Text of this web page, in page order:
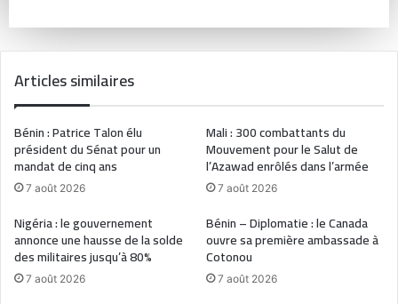
Articles similaires
Bénin : Patrice Talon élu
président du Sénat pour un
mandat de cinq ans
7 août 2026
Mali : 300 combattants du
Mouvement pour le Salut de
l’Azawad enrôlés dans l’armée
7 août 2026
Nigéria : le gouvernement
annonce une hausse de la solde
des militaires jusqu’à 80%
7 août 2026
Bénin – Diplomatie : le Canada
ouvre sa première ambassade à
Cotonou
7 août 2026